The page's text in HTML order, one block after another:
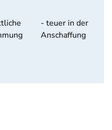
- teuer in der
Anschaffung